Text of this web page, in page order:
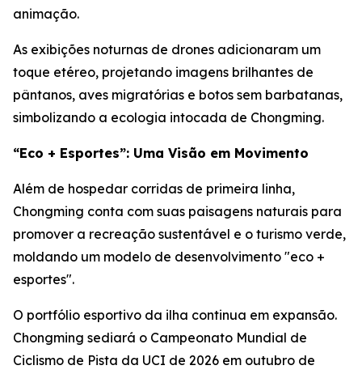
animação.
As exibições noturnas de drones adicionaram um
toque etéreo, projetando imagens brilhantes de
pântanos, aves migratórias e botos sem barbatanas,
simbolizando a ecologia intocada de Chongming.
“Eco + Esportes”: Uma Visão em Movimento
Além de hospedar corridas de primeira linha,
Chongming conta com suas paisagens naturais para
promover a recreação sustentável e o turismo verde,
moldando um modelo de desenvolvimento "eco +
esportes".
O portfólio esportivo da ilha continua em expansão.
Chongming sediará o Campeonato Mundial de
Ciclismo de Pista da UCI de 2026 em outubro de